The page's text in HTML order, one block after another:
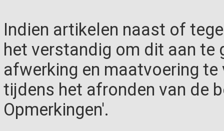
Indien artikelen naast of
het verstandig om dit aan te
afwerking en maatvoering
tijdens het afronden van de
Opmerkingen'.